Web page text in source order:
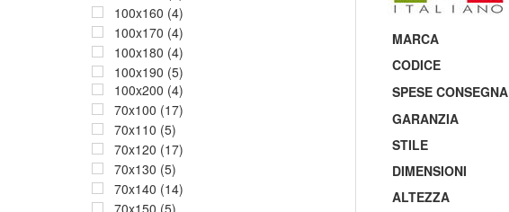
100x160 (4)
100x170 (4)
100x180 (4)
100x190 (5)
100x200 (4)
70x100 (17)
70x110 (5)
70x120 (17)
70x130 (5)
70x140 (14)
70x150 (5)
MARCA
CODICE
SPESE CONSEGNA
GARANZIA
STILE
DIMENSIONI
ALTEZZA